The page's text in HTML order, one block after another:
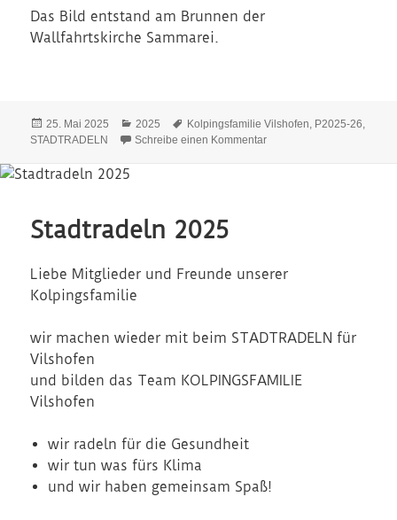
Das Bild entstand am Brunnen der
Wallfahrtskirche Sammarei.
Veröffentlicht
am
25. Mai 2025 Kategorien
2025 Schlagwörter
Kolpingsfamilie Vilshofen, P2025-26,
STADTRADELN
Schreibe einen Kommentarzu Stadtradeln 2025
Stadtradeln 2025
Liebe Mitglieder und Freunde unserer
Kolpingsfamilie
wir machen wieder mit beim STADTRADELN für
Vilshofen
und bilden das Team KOLPINGSFAMILIE
Vilshofen
wir radeln für die Gesundheit
wir tun was fürs Klima
und wir haben gemeinsam Spaß!